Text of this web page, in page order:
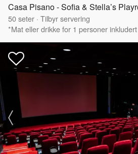
Casa Pisano - Sofia & Stella’s
50seter · Tilbyr servering
*Mat eller drikke for 1 personer